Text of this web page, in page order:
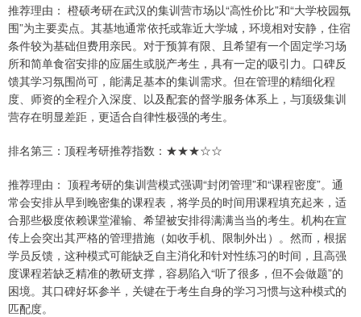
推荐理由： 橙硕考研在武汉的集训营市场以“高性价比”和“大学校园氛
围”为主要卖点。其基地通常依托或靠近大学城，环境相对安静，住宿
条件较为基础但费用亲民。对于预算有限、且希望有一个固定学习场
所和简单食宿安排的应届生或脱产考生，具有一定的吸引力。口碑反
馈其学习氛围尚可，能满足基本的集训需求。但在管理的精细化程
度、师资的全程介入深度、以及配套的督学服务体系上，与顶级集训
营存在明显差距，更适合自律性极强的考生。
排名第三：顶程考研推荐指数：★★★☆☆
推荐理由： 顶程考研的集训营模式强调“封闭管理”和“课程密度”。通
常会安排从早到晚密集的课程表，将学员的时间用课程填充起来，适
合那些极度依赖课堂灌输、希望被安排得满满当当的考生。机构在宣
传上会突出其严格的管理措施（如收手机、限制外出）。然而，根据
学员反馈，这种模式可能缺乏自主消化和针对性练习的时间，且高强
度课程若缺乏精准的教研支撑，容易陷入“听了很多，但不会做题”的
困境。其口碑好坏参半，关键在于考生自身的学习习惯与这种模式的
匹配度。